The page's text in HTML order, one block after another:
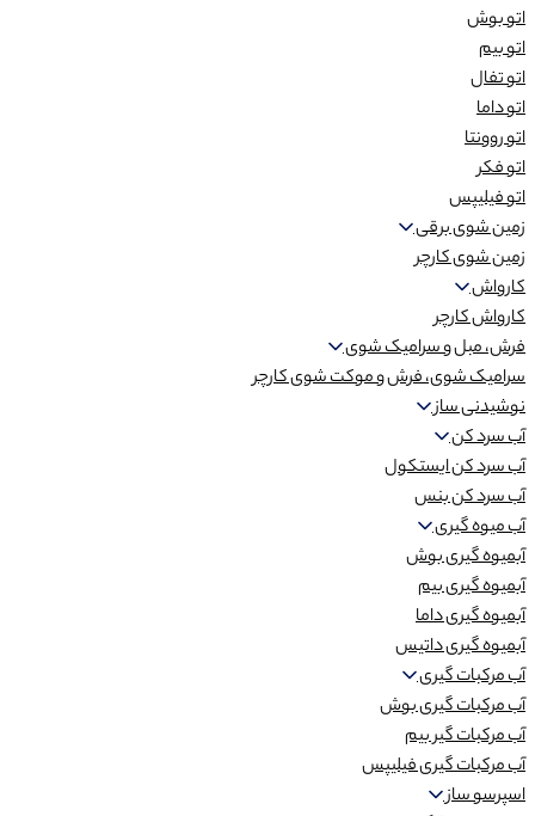
اتو بوش
اتو بیم
اتو تفال
اتو داما
اتو روونتا
اتو فکر
اتو فیلیپس
زمین شوی برقی
زمین شوی کارچر
کارواش
کارواش کارچر
فرش، مبل و سرامیک شوی
سرامیک شوی، فرش و موکت شوی کارچر
نوشیدنی ساز
آب سرد کن
آب سرد کن ایستکول
آب سرد کن بنس
آب میوه گیری
آبمیوه گیری بوش
آبمیوه گیری بیم
آبمیوه گیری داما
آبمیوه گیری داتیس
آب مرکبات گیری
آب مرکبات گیری بوش
آب مرکبات گیر بیم
آب مرکبات گیری فیلیپس
اسپرسو ساز